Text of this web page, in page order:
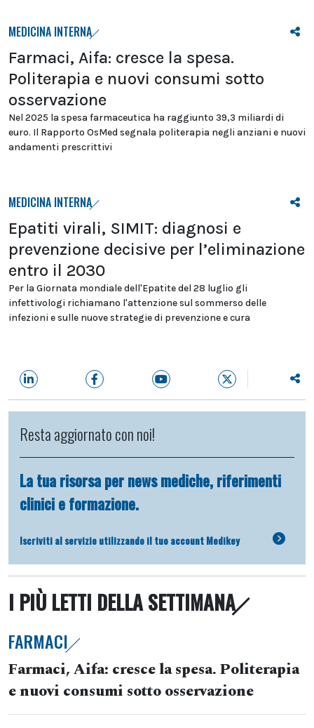
MEDICINA INTERNA
Farmaci, Aifa: cresce la spesa.
Politerapia e nuovi consumi sotto
osservazione
Nel 2025 la spesa farmaceutica ha raggiunto 39,3 miliardi di
euro. Il Rapporto OsMed segnala politerapia negli anziani e nuovi
andamenti prescrittivi
MEDICINA INTERNA
Epatiti virali, SIMIT: diagnosi e
prevenzione decisive per l’eliminazione
entro il 2030
Per la Giornata mondiale dell'Epatite del 28 luglio gli
infettivologi richiamano l'attenzione sul sommerso delle
infezioni e sulle nuove strategie di prevenzione e cura
Resta aggiornato con noi!
La tua risorsa per news mediche, riferimenti
clinici e formazione.
Iscriviti al servizio utilizzando il tuo account Medikey
I PIÙ LETTI DELLA SETTIMANA
FARMACI
Farmaci, Aifa: cresce la spesa. Politerapia
e nuovi consumi sotto osservazione